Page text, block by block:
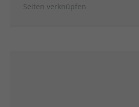
Seiten verknüpfen